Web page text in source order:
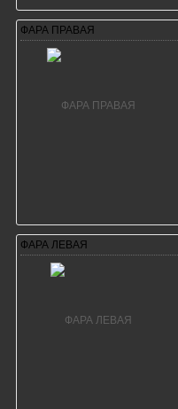
ФАРА ПРАВАЯ
ФАРА ЛЕВАЯ